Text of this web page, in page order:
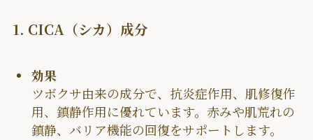
1. CICA（シカ）成分
効果
ツボクサ由来の成分で、抗炎症作用、肌修復作
用、鎮静作用に優れています。赤みや肌荒れの
鎮静、バリア機能の回復をサポートします。